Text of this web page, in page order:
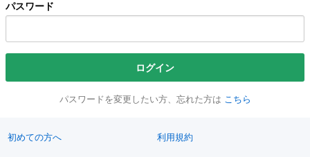
パスワード
ログイン
パスワードを変更したい方、忘れた方は こちら
初めての方へ 利用規約